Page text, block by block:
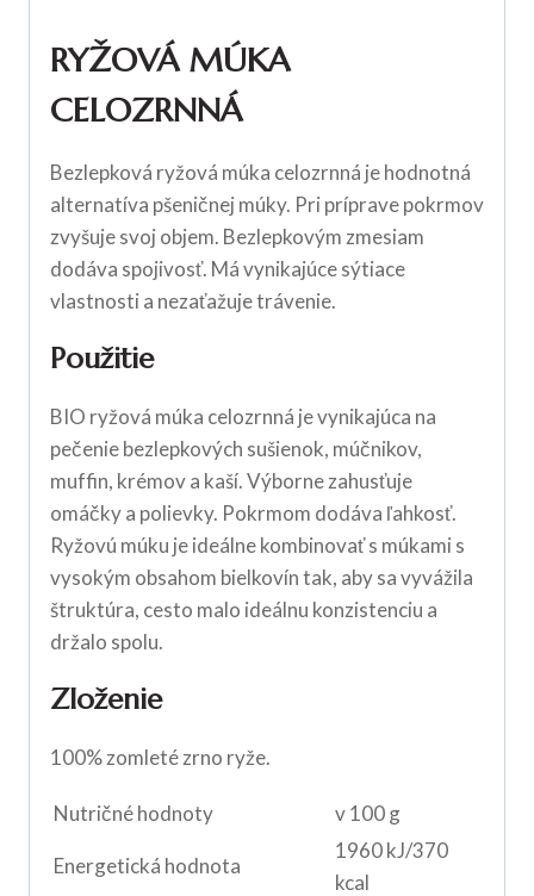
RYŽOVÁ MÚKA
CELOZRNNÁ
Bezlepková ryžová múka celozrnná je hodnotná
alternatíva pšeničnej múky. Pri príprave pokrmov
zvyšuje svoj objem. Bezlepkovým zmesiam
dodáva spojivosť. Má vynikajúce sýtiace
vlastnosti a nezaťažuje trávenie.
Použitie
BIO ryžová múka celozrnná je vynikajúca na
pečenie bezlepkových sušienok, múčnikov,
muffin, krémov a kaší. Výborne zahusťuje
omáčky a polievky. Pokrmom dodáva ľahkosť.
Ryžovú múku je ideálne kombinovať s múkami s
vysokým obsahom bielkovín tak, aby sa vyvážila
štruktúra, cesto malo ideálnu konzistenciu a
držalo spolu.
Zloženie
100% zomleté zrno ryže.
Nutričné hodnoty v 100 g
Energetická hodnota
1960 kJ/370
kcal